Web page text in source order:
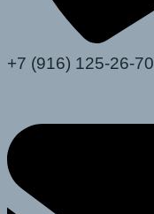
+7 (916) 125-26-70